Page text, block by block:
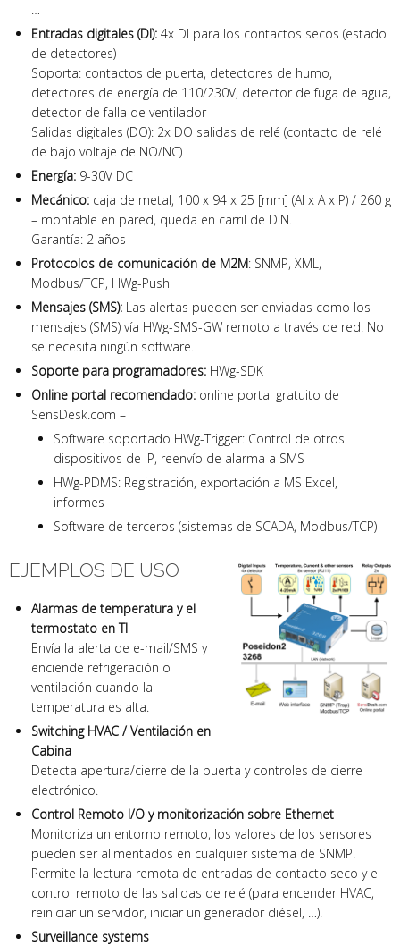
…
Entradas digitales (DI): 4x DI para los contactos secos (estado
de detectores)
Soporta: contactos de puerta, detectores de humo,
detectores de energía de 110/230V, detector de fuga de agua,
detector de falla de ventilador
Salidas digitales (DO): 2x DO salidas de relé (contacto de relé
de bajo voltaje de NO/NC)
Energía: 9-30V DC
Mecánico: caja de metal, 100 x 94 x 25 [mm] (Al x A x P) / 260 g
– montable en pared, queda en carril de DIN.
Garantía: 2 años
Protocolos de comunicación de M2M: SNMP, XML,
Modbus/TCP, HWg-Push
Mensajes (SMS): Las alertas pueden ser enviadas como los
mensajes (SMS) vía HWg-SMS-GW remoto a través de red. No
se necesita ningún software.
Soporte para programadores: HWg-SDK
Online portal recomendado: online portal gratuito de
SensDesk.com –
Software soportado HWg-Trigger: Control de otros
dispositivos de IP, reenvío de alarma a SMS
HWg-PDMS: Registración, exportación a MS Excel,
informes
Software de terceros (sistemas de SCADA, Modbus/TCP)
EJEMPLOS DE USO
Alarmas de temperatura y el
termostato en TI
Envía la alerta de e-mail/SMS y
enciende refrigeración o
ventilación cuando la
temperatura es alta.
Switching HVAC / Ventilación en
Cabina
Detecta apertura/cierre de la puerta y controles de cierre
electrónico.
Control Remoto I/O y monitorización sobre Ethernet
Monitoriza un entorno remoto, los valores de los sensores
pueden ser alimentados en cualquier sistema de SNMP.
Permite la lectura remota de entradas de contacto seco y el
control remoto de las salidas de relé (para encender HVAC,
reiniciar un servidor, iniciar un generador diésel, …).
Surveillance systems